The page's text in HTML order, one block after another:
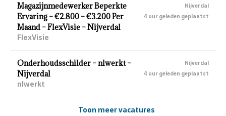
Magazijnmedewerker Beperkte
Ervaring – €2.800 – €3.200 Per
Maand – FlexVisie – Nijverdal
FlexVisie
Nijverdal
4 uur geleden geplaatst
Onderhoudsschilder – nlwerkt –
Nijverdal
nlwerkt
Nijverdal
4 uur geleden geplaatst
Toon meer vacatures